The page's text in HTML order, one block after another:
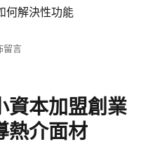
何解決性功能
留言
資本加盟創業
熱介面材